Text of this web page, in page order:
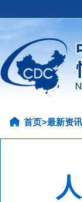
首页>最新资讯